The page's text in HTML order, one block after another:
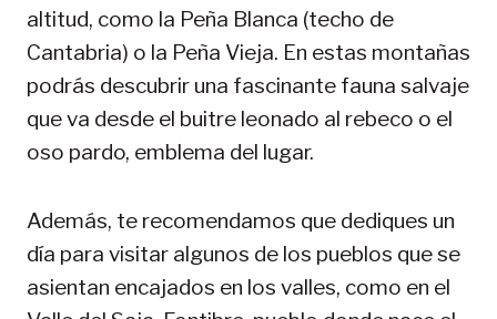
altitud, como la Peña Blanca (techo de
Cantabria) o la Peña Vieja. En estas montañas
podrás descubrir una fascinante fauna salvaje
que va desde el buitre leonado al rebeco o el
oso pardo, emblema del lugar.
Además, te recomendamos que dediques un
día para visitar algunos de los pueblos que se
asientan encajados en los valles, como en el